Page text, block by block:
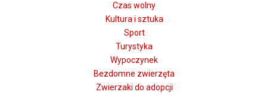
Czas wolny
Kultura i sztuka
Sport
Turystyka
Wypoczynek
Bezdomne zwierzęta
Zwierzaki do adopcji